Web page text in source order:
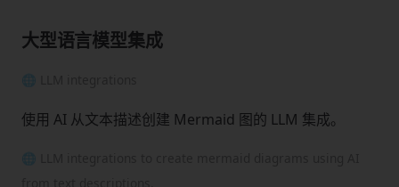
大型语言模型集成
🌐 LLM integrations
使用 AI 从文本描述创建 Mermaid 图的 LLM 集成。
🌐 LLM integrations to create mermaid diagrams using AI